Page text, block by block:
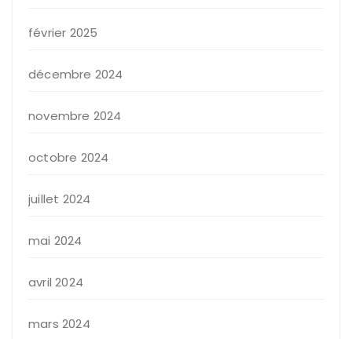
février 2025
décembre 2024
novembre 2024
octobre 2024
juillet 2024
mai 2024
avril 2024
mars 2024